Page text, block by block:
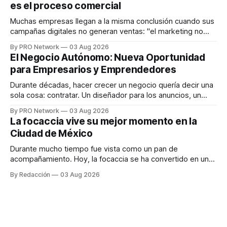
decisiones sobre su salud metabólica. Su propuesta busca
responder
es el proceso comercial
Muchas empresas llegan a la misma conclusión cuando sus
campañas digitales no generan ventas: "el marketing no
INTERIUS, el problema suele estar en otro lugar. Durante
una entrevista para el podcast SER PRO, el especialista en
marketing digital explicó que
By PRO Network 03 Aug 2026
El Negocio Autónomo: Nueva Oportunidad
para Empresarios y Emprendedores
Durante décadas, hacer crecer un negocio quería decir una
sola cosa: contratar. Un diseñador para los anuncios, un
para los textos, alguien que supiera de publicidad digital
para encontrar prospectos, un vendedor para atender
llamadas y mensajes, y —con suerte— una persona
By PRO Network 03 Aug 2026
La focaccia vive su mejor momento en la
Ciudad de México
Durante mucho tiempo fue vista como un pan de
acompañamiento. Hoy, la focaccia se ha convertido en uno
artesanal, ingredientes de calidad y experiencias que
By Redacción 03 Aug 2026